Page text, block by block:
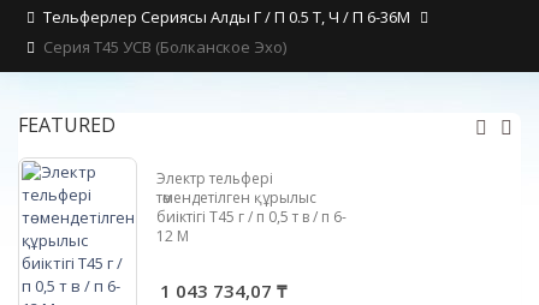
Тельферлер Сериясы Алды Г / П 0.5 Т, Ч / П 6-36М
Серия Т45 УСВ (Болканское Эхо)
FEATURED
Электр тельфері
төмендетілген құрылыс
биіктігі Т45 г / п 0,5 т в / п 6-
12 М
1 043 734,07 ₸